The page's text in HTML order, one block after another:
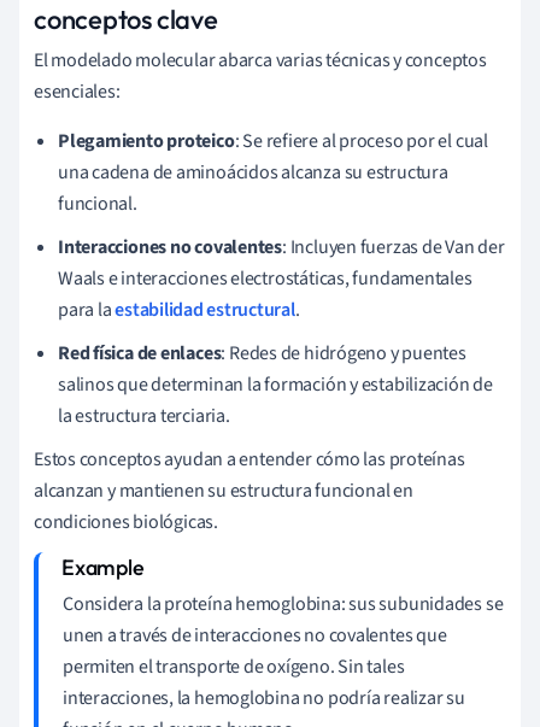
conceptos clave
El modelado molecular abarca varias técnicas y conceptos
esenciales:
Plegamiento proteico: Se refiere al proceso por el cual
una cadena de aminoácidos alcanza su estructura
funcional.
Interacciones no covalentes: Incluyen fuerzas de Van der
Waals e interacciones electrostáticas, fundamentales
para laestabilidad estructural.
Red física de enlaces: Redes de hidrógeno y puentes
salinos que determinan la formación y estabilización de
la estructura terciaria.
Estos conceptos ayudan a entender cómo las proteínas
alcanzan y mantienen su estructura funcional en
condiciones biológicas.
Considera la proteína hemoglobina: sus subunidades se
unen a través de interacciones no covalentes que
permiten el transporte de oxígeno. Sin tales
interacciones, la hemoglobina no podría realizar su